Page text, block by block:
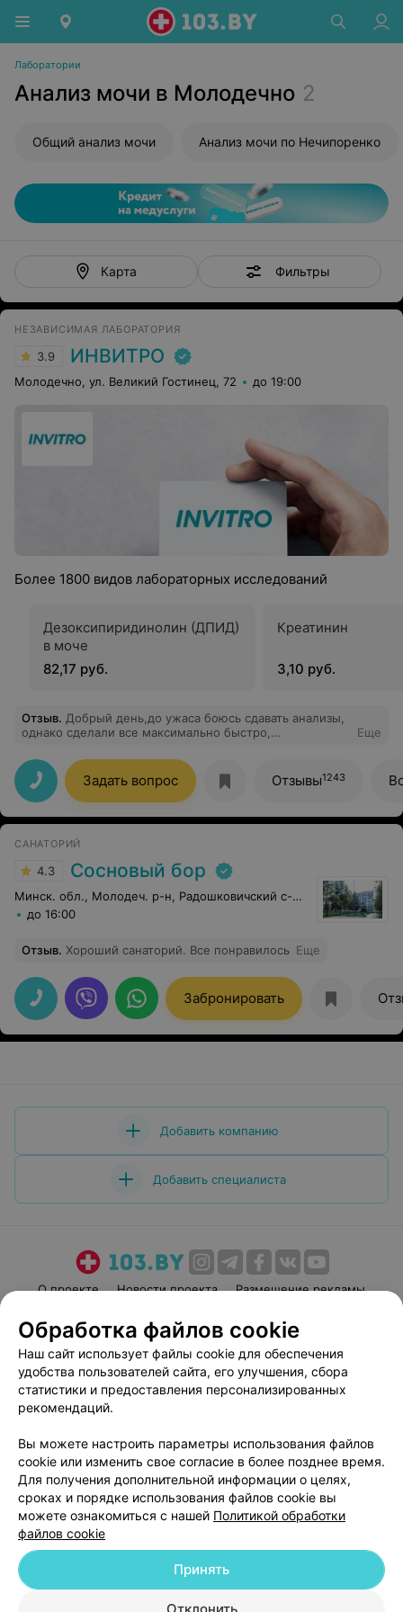
Лаборатории
Анализ мочи в Молодечно 2
Общий анализ мочи Анализ мочи по Нечипоренко
Карта Фильтры
НЕЗАВИСИМАЯ ЛАБОРАТОРИЯ
3.9 ИНВИТРО
Молодечно, ул. Великий Гостинец, 72 до 19:00
Более 1800 видов лабораторных исследований
Дезоксипиридинолин (ДПИД)
в моче
82,17 руб.
Креатинин
3,10 руб.
Отзыв. Добрый день,до ужаса боюсь сдавать анализы,
однако сделали все максимально быстро,
обращаться ещё раз!)
Еще
Задать вопрос Отзывы1243
САНАТОРИЙ
4.3 Сосновый бор
Минск. обл., Молодеч. р-н, Радошковичский c-с, 1
до 16:00
Отзыв. Хороший санаторий. Все понравилось Еще
Забронировать
Добавить компанию
Добавить специалиста
О проекте Новости проекта
Размещение рекламы
Пользовательское соглашение
Способы оплаты
Вакансии
Партнеры
Написать руководителю 103.by
Персональные настройки cookie
Обработка персональных данных
© 2026 ООО «Артокс Лаб», УНП 191700409| 220012, Республика Беларусь,
г. Минск, улица Толбухина, 2, пом. 16 | help@103.by
Обработка файлов cookie
Наш сайт использует файлы cookie для обеспечения
удобства пользователей сайта, его улучшения, сбора
статистики и предоставления персонализированных
рекомендаций.
Вы можете настроить параметры использования файлов
cookie или изменить свое согласие в более позднее время.
Для получения дополнительной информации о целях,
сроках и порядке использования файлов cookie вы
можете ознакомиться с нашей Политикой обработки
файлов cookie
Принять